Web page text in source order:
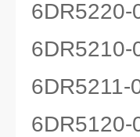
6DR5220-
6DR5210-
6DR5211-
6DR5120-